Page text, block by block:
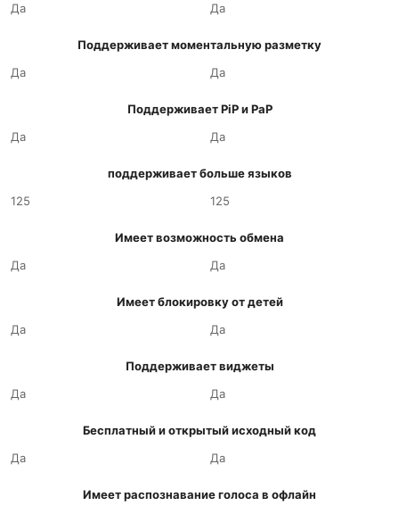
Да
Да
Поддерживает моментальную разметку
Да
Да
Поддерживает PiP и PaP
Да
Да
поддерживает больше языков
125
125
Имеет возможность обмена
Да
Да
Имеет блокировку от детей
Да
Да
Поддерживает виджеты
Да
Да
Бесплатный и открытый исходный код
Да
Да
Имеет распознавание голоса в офлайн